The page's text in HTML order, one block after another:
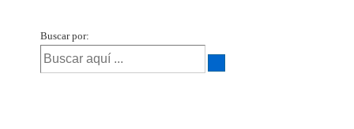
Buscar por: